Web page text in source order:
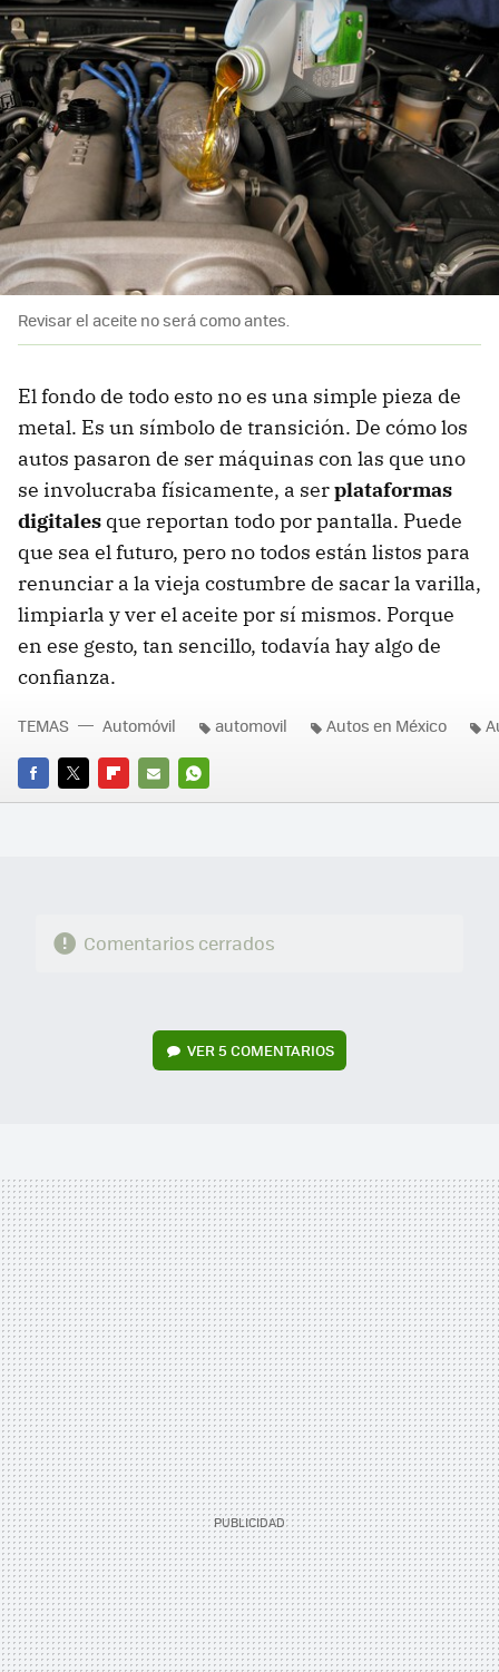
Revisar el aceite no será como antes.
El fondo de todo esto no es una simple pieza de
metal. Es un símbolo de transición. De cómo los
autos pasaron de ser máquinas con las que uno
se involucraba físicamente, a serplataformas
digitales que reportan todo por pantalla. Puede
que sea el futuro, pero no todos están listos para
renunciar a la vieja costumbre de sacar la varilla,
limpiarla y ver el aceite por sí mismos. Porque
en ese gesto, tan sencillo, todavía hay algo de
confianza.
FACEBOOK
TWITTERFLIPBOARD
E-
WHATSAPP
TEMAS Automóvil automovil Autos en México
Comentarios cerrados
VER 5 COMENTARIOS